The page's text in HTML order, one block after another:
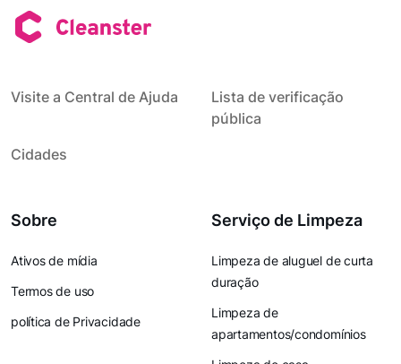
Visite a Central de Ajuda
Lista de verificação
pública
Cidades
Sobre
Ativos de mídia
Termos de uso
política de Privacidade
Serviço de Limpeza
Limpeza de aluguel de curta
duração
Limpeza de
apartamentos/condomínios